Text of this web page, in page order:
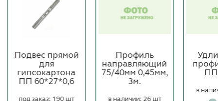
Подвес прямой
для
гипсокартона
ПП 60*27*0,6
под заказ: 190 шт
Профиль
направляющий
75/40мм 0,45мм,
3м.
в наличии: 26 шт
в